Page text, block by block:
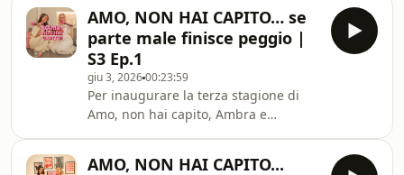
da come si sveglia,
episodi che ci hanno ferite, persone
che hanno cercato di metterci l’una
contro l’altra e momenti in cui siamo
state giudicate, attaccate o trattate
male semplicemente perché eravamo
noi. Parliamo di quanto l’invidia possa
distruggere rapporti, creare
AMO, NON HAI CAPITO… se
parte male finisce peggio |
S3 Ep.1
giu 3, 202600:23:59
Per inaugurare la terza stagione di
Amo, non hai capito, Ambra e
tornare a casa con le farfalle nello
AMO, NON HAI CAPITO...